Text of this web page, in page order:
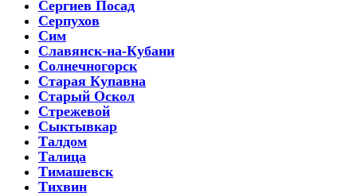
Сергиев Посад
Серпухов
Сим
Славянск-на-Кубани
Солнечногорск
Старая Купавна
Старый Оскол
Стрежевой
Сыктывкар
Талдом
Талица
Тимашевск
Тихвин